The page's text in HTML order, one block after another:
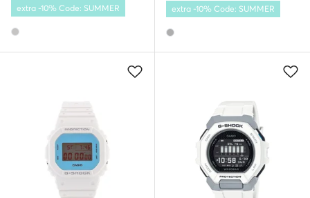
extra -10% Code: SUMMER extra -10% Code: SUMMER